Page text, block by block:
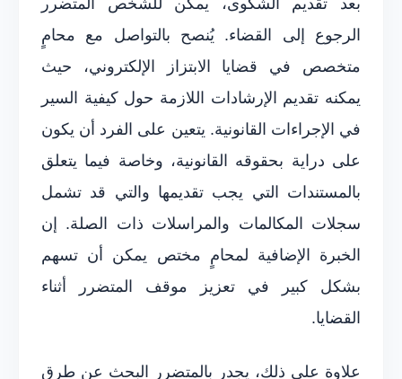
الرجوع إلى القضاء. يُنصح بالتواصل مع محامٍ
متخصص في قضايا الابتزاز الإلكتروني، حيث
يمكنه تقديم الإرشادات اللازمة حول كيفية السير
في الإجراءات القانونية. يتعين على الفرد أن يكون
على دراية بحقوقه القانونية، وخاصة فيما يتعلق
بالمستندات التي يجب تقديمها والتي قد تشمل
سجلات المكالمات والمراسلات ذات الصلة. إن
الخبرة الإضافية لمحامٍ مختص يمكن أن تسهم
بشكل كبير في تعزيز موقف المتضرر أثناء
القضايا.
علاوة على ذلك، يجدر بالمتضرر البحث عن طرق